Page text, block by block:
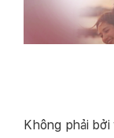
Không phải